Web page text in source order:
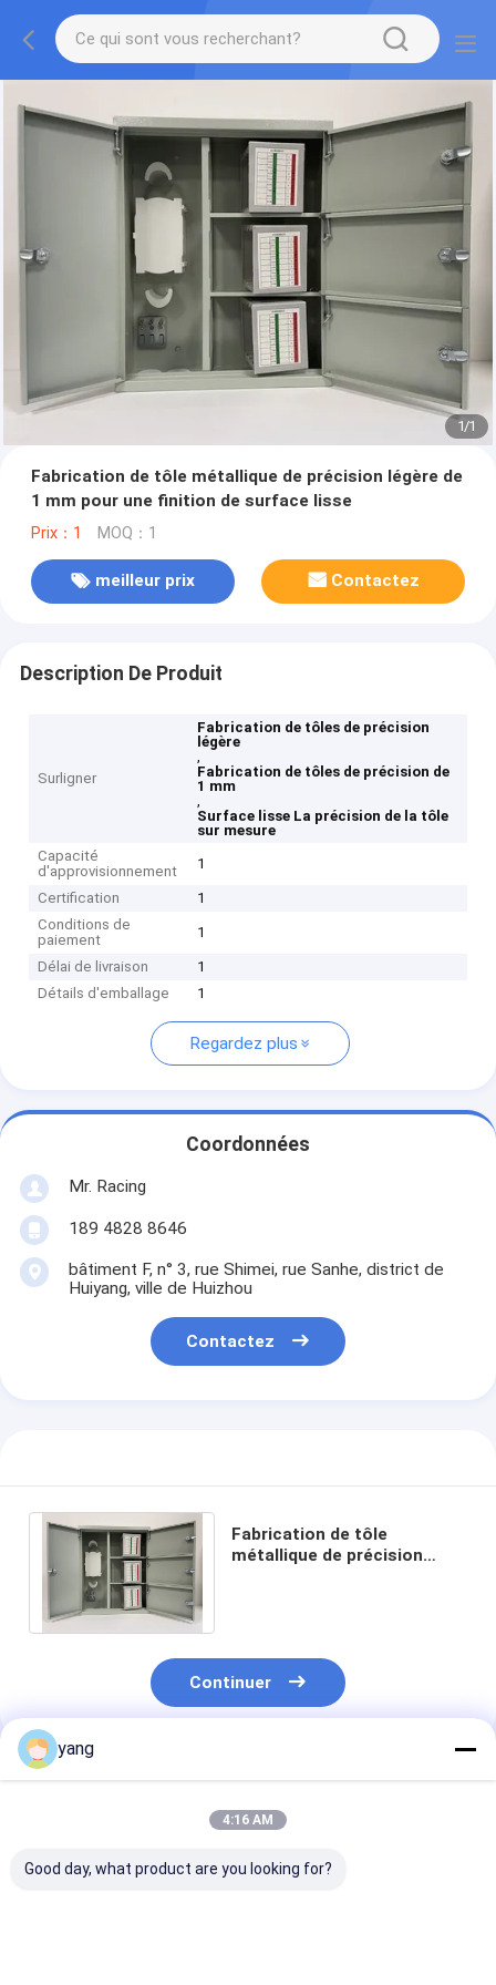
1/1
Fabrication de tôle métallique de précision légère de
1 mm pour une finition de surface lisse
Prix：1 MOQ：1
meilleur prix Contactez
Description De Produit
Surligner
Fabrication de tôles de précision
légère
,
Fabrication de tôles de précision de
1 mm
,
Surface lisse La précision de la tôle
sur mesure
Capacité
d'approvisionnement
1
Certification
1
Conditions de
paiement
1
Délai de livraison
1
Détails d'emballage
1
Regardez plus
Coordonnées
Mr. Racing
189 4828 8646
bâtiment F, n° 3, rue Shimei, rue Sanhe, district de
Huiyang, ville de Huizhou
Contactez
Fabrication de tôle
métallique de précision
Continuer
Produits Recommandés
yang
4:16 AM
Good day, what product are you looking for?